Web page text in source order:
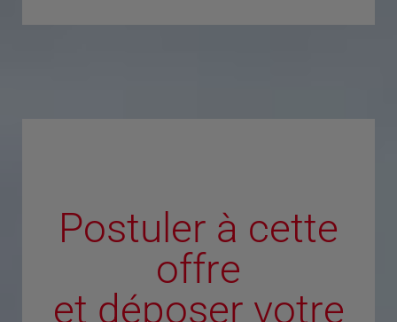
Postuler à cette
offre
et déposer votre